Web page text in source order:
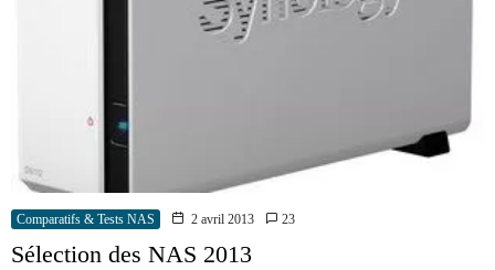
Comparatifs & Tests NAS 2 avril 2013 23
Sélection des NAS 2013